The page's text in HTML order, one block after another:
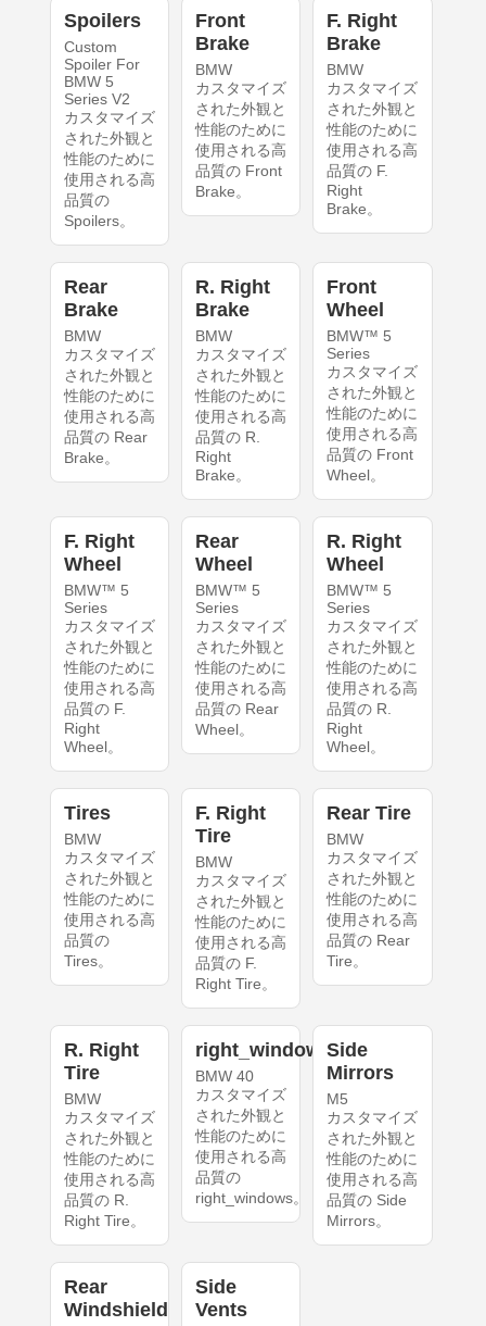
Spoilers
Custom
Spoiler For
BMW 5
Series V2
カスタマイズ
された外観と
性能のために
使用される高
品質の
Spoilers。
Front
Brake
BMW
カスタマイズ
された外観と
性能のために
使用される高
品質の Front
Brake。
F. Right
Brake
BMW
カスタマイズ
された外観と
性能のために
使用される高
品質の F.
Right
Brake。
Rear
Brake
BMW
カスタマイズ
された外観と
性能のために
使用される高
品質の Rear
Brake。
R. Right
Brake
BMW
カスタマイズ
された外観と
性能のために
使用される高
品質の R.
Right
Brake。
Front
Wheel
BMW™ 5
Series
カスタマイズ
された外観と
性能のために
使用される高
品質の Front
Wheel。
F. Right
Wheel
BMW™ 5
Series
カスタマイズ
された外観と
性能のために
使用される高
品質の F.
Right
Wheel。
Rear
Wheel
BMW™ 5
Series
カスタマイズ
された外観と
性能のために
使用される高
品質の Rear
Wheel。
R. Right
Wheel
BMW™ 5
Series
カスタマイズ
された外観と
性能のために
使用される高
品質の R.
Right
Wheel。
Tires
BMW
カスタマイズ
された外観と
性能のために
使用される高
品質の
Tires。
F. Right
Tire
BMW
カスタマイズ
された外観と
性能のために
使用される高
品質の F.
Right Tire。
Rear Tire
BMW
カスタマイズ
された外観と
性能のために
使用される高
品質の Rear
Tire。
R. Right
Tire
BMW
カスタマイズ
された外観と
性能のために
使用される高
品質の R.
Right Tire。
right_windows
BMW 40
カスタマイズ
された外観と
性能のために
使用される高
品質の
right_windows。
Side
Mirrors
M5
カスタマイズ
された外観と
性能のために
使用される高
品質の Side
Mirrors。
Rear
Windshield
Side
Vents